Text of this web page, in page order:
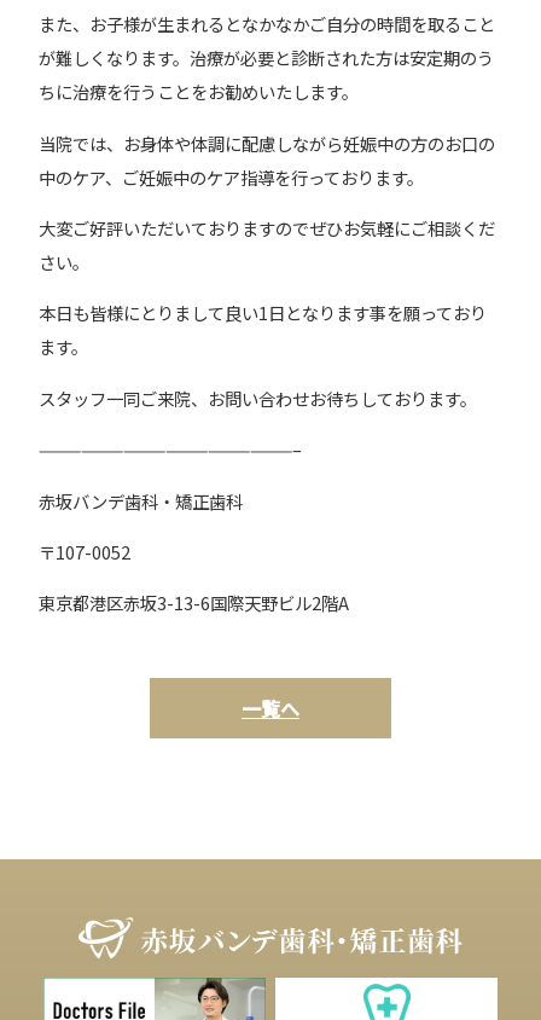
また、お子様が生まれるとなかなかご自分の時間を取ること
が難しくなります。治療が必要と診断された方は安定期のう
ちに治療を行うことをお勧めいたします。
当院では、お身体や体調に配慮しながら妊娠中の方のお口の
中のケア、ご妊娠中のケア指導を行っております。
大変ご好評いただいておりますのでぜひお気軽にご相談くだ
さい。
本日も皆様にとりまして良い1日となります事を願っており
ます。
スタッフ一同ご来院、お問い合わせお待ちしております。
——————————————————–
赤坂バンデ歯科・矯正歯科
〒107-0052
東京都港区赤坂3-13-6国際天野ビル2階A
一覧へ